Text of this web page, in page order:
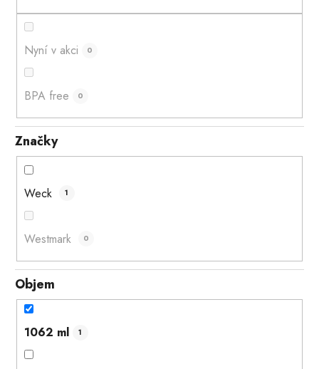
Nyní v akci 0
BPA free 0
Značky
Weck 1
Westmark 0
Objem
1062 ml 1